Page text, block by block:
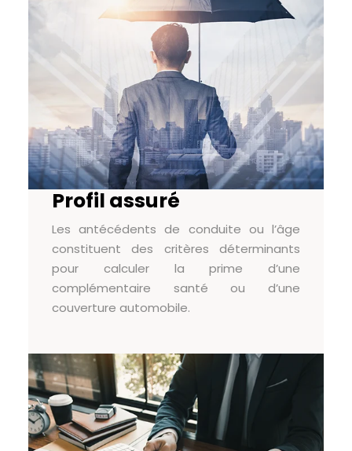
Profil assuré
Les antécédents de conduite ou l’âge
constituent des critères déterminants
pour calculer la prime d’une
complémentaire santé ou d’une
couverture automobile.